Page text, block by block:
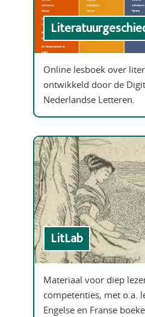
Online lesboek over
ontwikkeld door de
Nederlandse Letteren.
LitLab
Materiaal voor diep
competenties, met o.a.
Engelse en Franse